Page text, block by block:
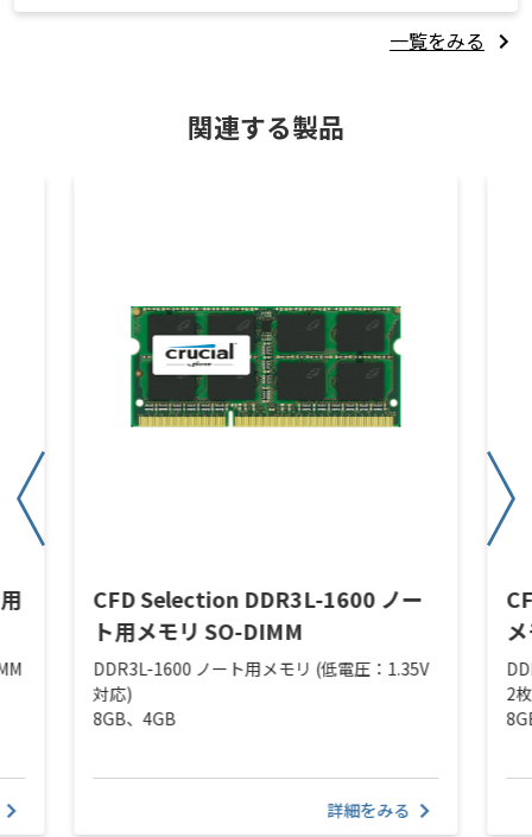
一覧をみる
関連する製品
CFD Selection DDR3L-1600 ノー
ト用メモリ SO-DIMM
DDR3L-1600 ノート用メモリ (低電圧：1.35V
対応)
8GB、4GB
詳細をみる
2